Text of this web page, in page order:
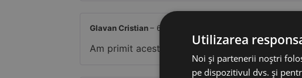
Glavan Cristian– 6 martie 2025
Am primit acest vin de la niște prieteni. De
Utilizarea
Noi și partenerii noștri
pe dispozitivul dvs. și